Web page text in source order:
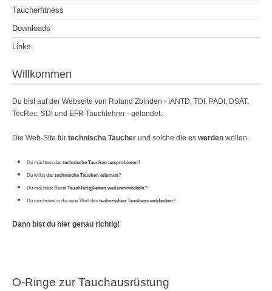
Taucherfitness
Downloads
Links
Willkommen
Du bist auf der Webseite von Roland Zbinden - IANTD, TDI, PADI, DSAT,
TecRec, SDI und EFR Tauchlehrer - gelandet.
Die Web-Site für technische Taucher und solche die es werden wollen.
Du möchtest das technische Tauchen ausprobieren?
Du willst das technische Tauchen erlernen?
Du möchtest Deine Tauchfertigkeiten weiterentwickeln?
Du möchstest in die neue Welt des technischen Tauchens entdecken?
Dann bist du hier genau richtig!
O-Ringe zur Tauchausrüstung